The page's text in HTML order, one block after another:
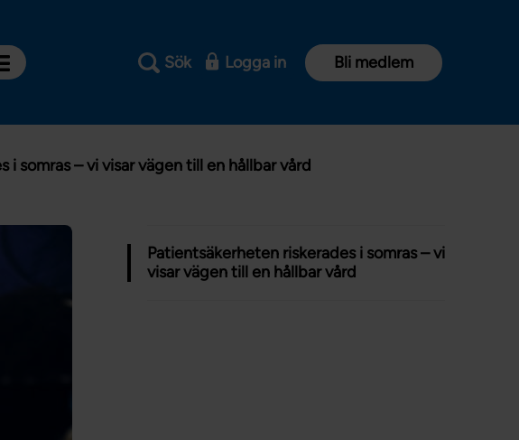
Sök Logga in Bli medlem
i somras – vi visar vägen till en hållbar vård
Patientsäkerheten riskerades i somras – vi
visar vägen till en hållbar vård